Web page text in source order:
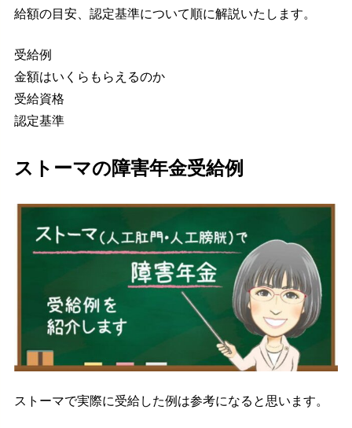
給額の目安、認定基準について順に解説いたします。
受給例
金額はいくらもらえるのか
受給資格
認定基準
ストーマの障害年金受給例
ストーマで実際に受給した例は参考になると思います。